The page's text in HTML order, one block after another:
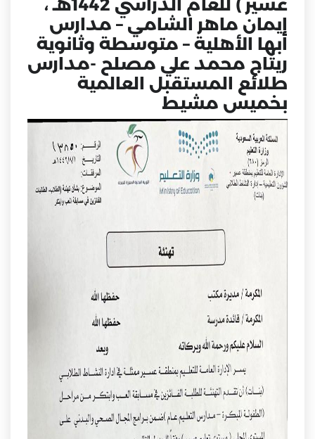
عسير ) للعام الدراسي 1442هـ ،
إيمان ماهر الشامي – مدارس
أبها الأهلية – متوسطة وثانوية
ريتاج محمد علي مصلح -مدارس
طلائع المستقبل العالمية
بخميس مشيط